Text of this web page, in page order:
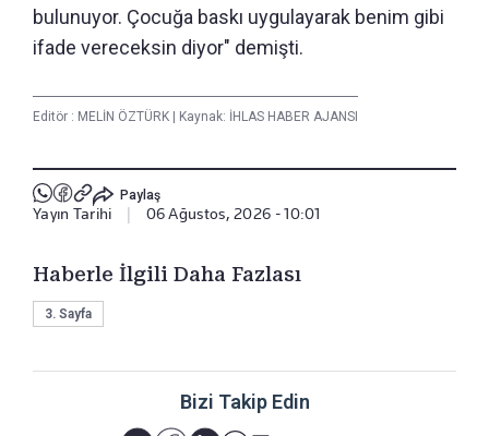
bulunuyor. Çocuğa baskı uygulayarak benim gibi
ifade vereceksin diyor" demişti.
Editör : MELİN ÖZTÜRK Kaynak: İHLAS HABER AJANSI
Paylaş
Yayın Tarihi 06 Ağustos, 2026 - 10:01
Haberle İlgili Daha Fazlası
3. Sayfa
Bizi Takip Edin